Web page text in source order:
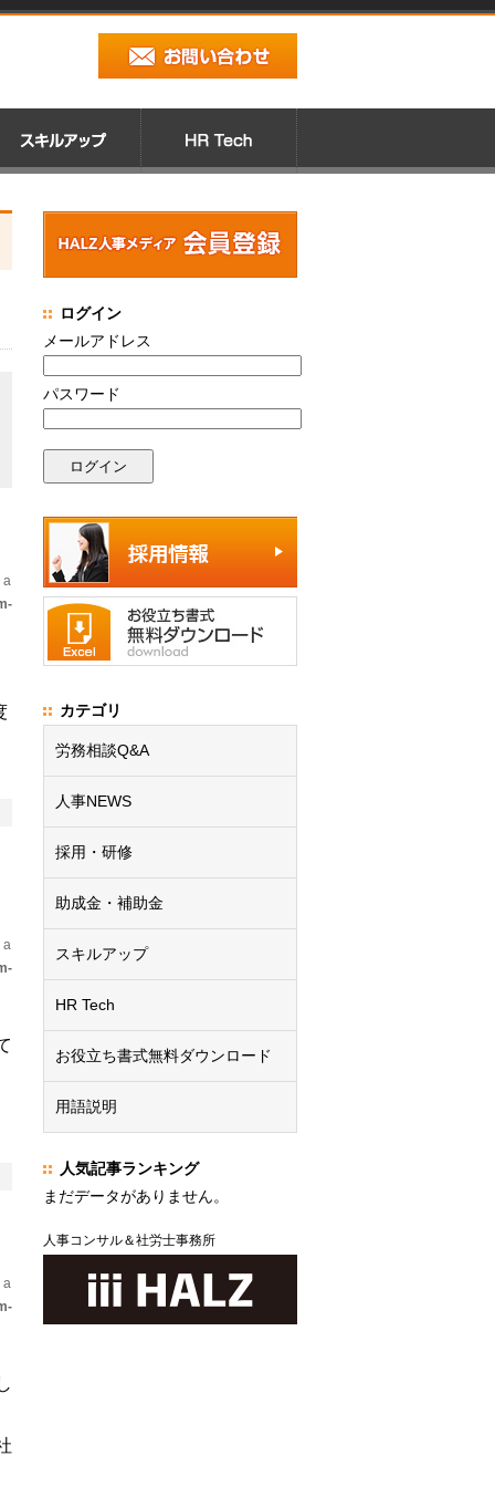
a
a
a
ログイン
メールアドレス
パスワード
カテゴリ
労務相談Q&A
人事NEWS
採用・研修
助成金・補助金
スキルアップ
HR Tech
お役立ち書式無料ダウンロード
用語説明
人気記事ランキング
まだデータがありません。
人事コンサル＆社労士事務所